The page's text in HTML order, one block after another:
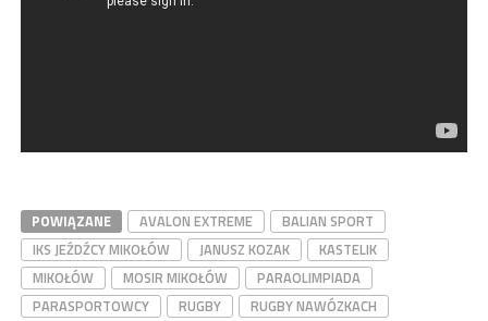
POWIĄZANE AVALON EXTREME
BALIAN SPORT
IKS JEŹDŹCY MIKOŁÓW
JANUSZ KOZAK
KASTELIK
MIKOŁÓW
MOSIR MIKOŁÓW
PARAOLIMPIADA
PARASPORTOWCY
RUGBY
RUGBY NAWÓZKACH